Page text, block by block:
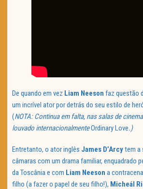
De quando em vez Liam Neeson faz questão
um incrível ator por detrás do seu estilo de
(NOTA: Continua em falta, nas salas de
louvado internacionalmenteOrdinary Love.)
Entretanto, o ator inglês James D’Arcytem a
câmaras com um drama familiar, enquadrado
da Toscânia e com Liam Neeson a
filho (a fazer o papel de seu filho!), Micheál